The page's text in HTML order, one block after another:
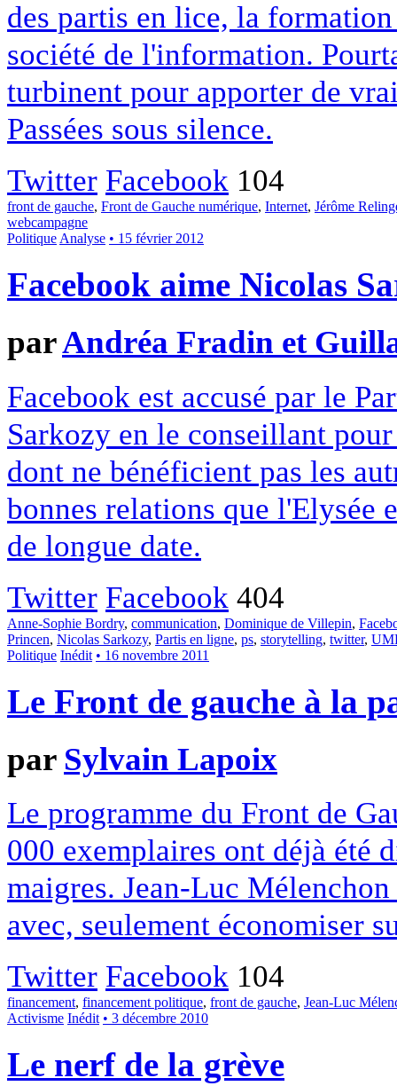
des partis en lice, la
société de l'information.
turbinent pour apporter de
Passées sous silence.
Twitter Facebook 104
front de gauche, Front de Gauche numérique, Internet, Jérôme
webcampagne
PolitiqueAnalyse • 15 février 2012
Facebook aime Nicolas
parAndréa Fradin et
Facebook est accusé par le
Sarkozy en le conseillant
dont ne bénéficient pas les
bonnes relations que l'Elysée
de longue date.
Twitter Facebook 404
Anne-Sophie Bordry, communication, Dominique de Villepin,
Princen, Nicolas Sarkozy, Partis en ligne, ps, storytelling, twitter,
Politique Inédit • 16 novembre 2011
Le Front de gauche à la
par Sylvain Lapoix
Le programme du Front de
000 exemplaires ont déjà été
maigres. Jean-Luc
avec, seulement économiser
Twitter Facebook 104
financement, financement politique, front de gauche, Jean-Luc
Activisme Inédit • 3 décembre 2010
Le nerf de la grève